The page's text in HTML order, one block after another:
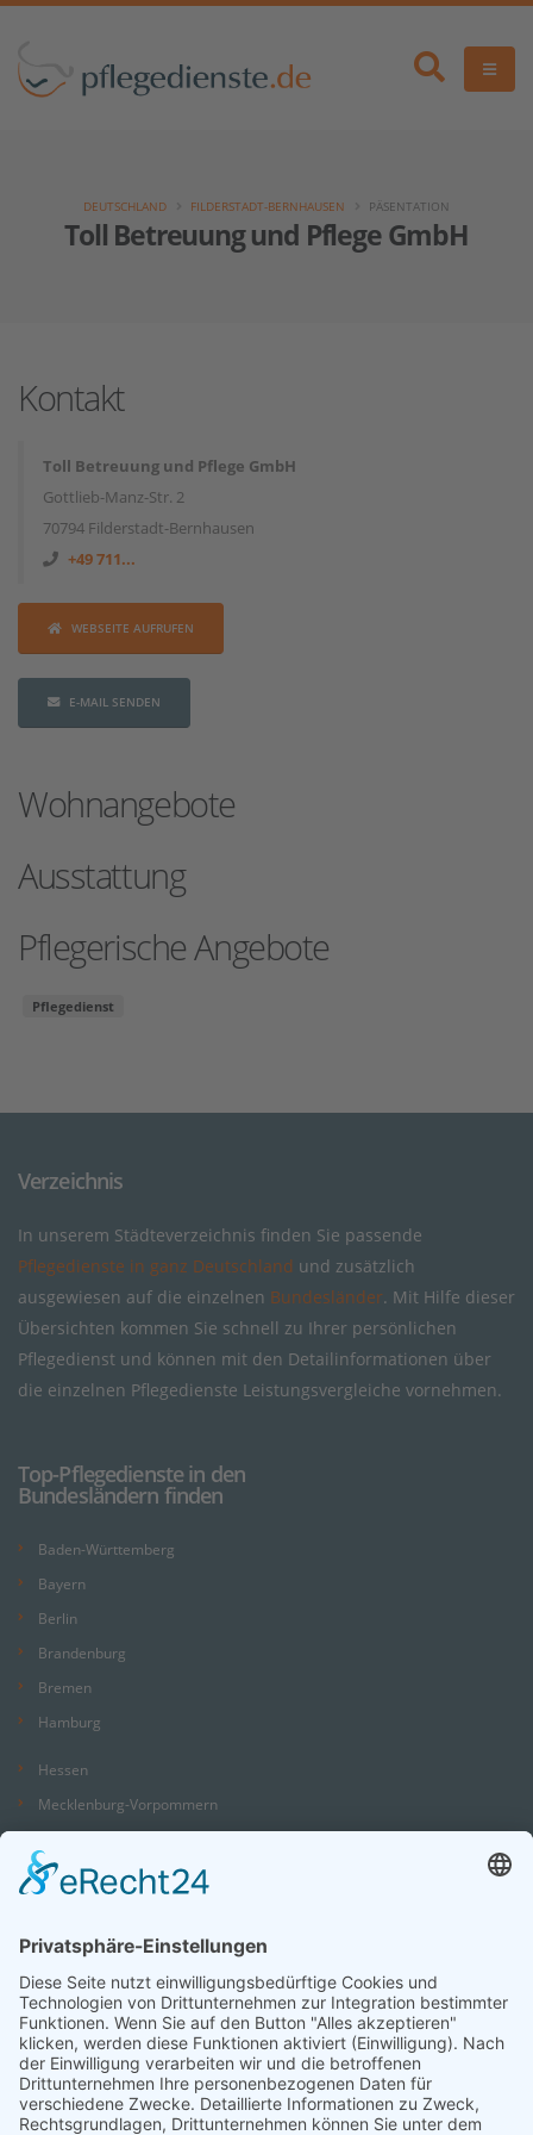
Toll Betreuung und Pflege GmbH
DEUTSCHLAND FILDERSTADT-BERNHAUSEN PÄSENTATION
Kontakt
Toll Betreuung und Pflege GmbH
Gottlieb-Manz-Str. 2
70794 Filderstadt-Bernhausen
+49 711...
WEBSEITE AUFRUFEN
E-MAIL SENDEN
Wohnangebote
Ausstattung
Pflegerische Angebote
Pflegedienst
Verzeichnis
In unserem Städteverzeichnis finden Sie passende
Pflegedienste in ganz Deutschland und zusätzlich
ausgewiesen auf die einzelnen Bundesländer. Mit Hilfe dieser
Übersichten kommen Sie schnell zu Ihrer persönlichen
Pflegedienst und können mit den Detailinformationen über
die einzelnen Pflegedienste Leistungsvergleiche vornehmen.
Top-Pflegedienste in den
Bundesländern finden
Baden-Württemberg
Bayern
Berlin
Brandenburg
Bremen
Hamburg
Hessen
Mecklenburg-Vorpommern
Nordrhein-Westfalen
Saarland
Sachsen
Sachsen-Anhalt
Schleswig-Holstein
Thüringen